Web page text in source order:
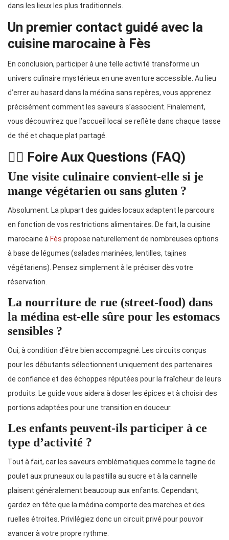
dans les lieux les plus traditionnels.
Un premier contact guidé avec la
cuisine marocaine à Fès
En conclusion, participer à une telle activité transforme un
univers culinaire mystérieux en une aventure accessible. Au lieu
d’errer au hasard dans la médina sans repères, vous apprenez
précisément comment les saveurs s’associent. Finalement,
vous découvrirez que l’accueil local se reflète dans chaque tasse
de thé et chaque plat partagé.
🙋‍♂️ Foire Aux Questions (FAQ)
Une visite culinaire convient-elle si je
mange végétarien ou sans gluten ?
Absolument. La plupart des guides locaux adaptent le parcours
en fonction de vos restrictions alimentaires. De fait, la cuisine
marocaine à Fès propose naturellement de nombreuses options
à base de légumes (salades marinées, lentilles, tajines
végétariens). Pensez simplement à le préciser dès votre
réservation.
La nourriture de rue (street-food) dans
la médina est-elle sûre pour les estomacs
sensibles ?
Oui, à condition d’être bien accompagné. Les circuits conçus
pour les débutants sélectionnent uniquement des partenaires
de confiance et des échoppes réputées pour la fraîcheur de leurs
produits. Le guide vous aidera à doser les épices et à choisir des
portions adaptées pour une transition en douceur.
Les enfants peuvent-ils participer à ce
type d’activité ?
Tout à fait, car les saveurs emblématiques comme le tagine de
poulet aux pruneaux ou la pastilla au sucre et à la cannelle
plaisent généralement beaucoup aux enfants. Cependant,
gardez en tête que la médina comporte des marches et des
ruelles étroites. Privilégiez donc un circuit privé pour pouvoir
avancer à votre propre rythme.